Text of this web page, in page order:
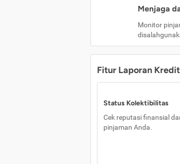
Menjaga
Monitor
Fitur Laporan Kredit
Status Kolektibilitas
Cek reputasi finansial
pinjaman Anda.